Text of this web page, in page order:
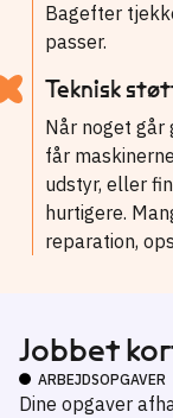
Bagefter
passer.
Teknisk
Når noget går
får
udstyr, eller
hurtigere.
reparation,
Jobbet
ARBEJDSOPGAVER
Dine opgaver